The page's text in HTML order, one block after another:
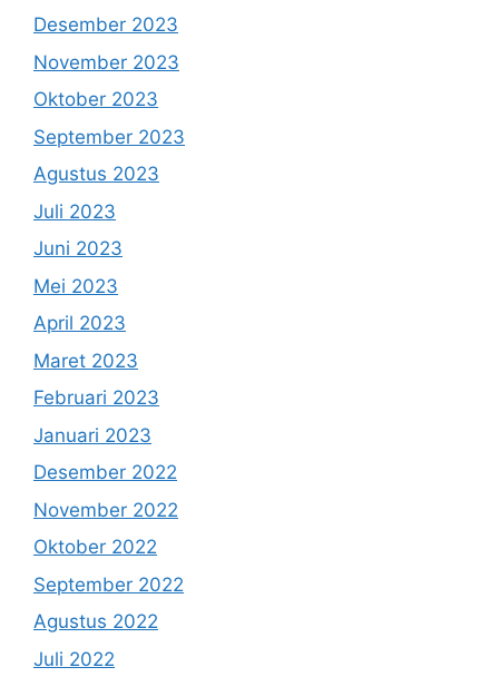
Desember 2023
November 2023
Oktober 2023
September 2023
Agustus 2023
Juli 2023
Juni 2023
Mei 2023
April 2023
Maret 2023
Februari 2023
Januari 2023
Desember 2022
November 2022
Oktober 2022
September 2022
Agustus 2022
Juli 2022